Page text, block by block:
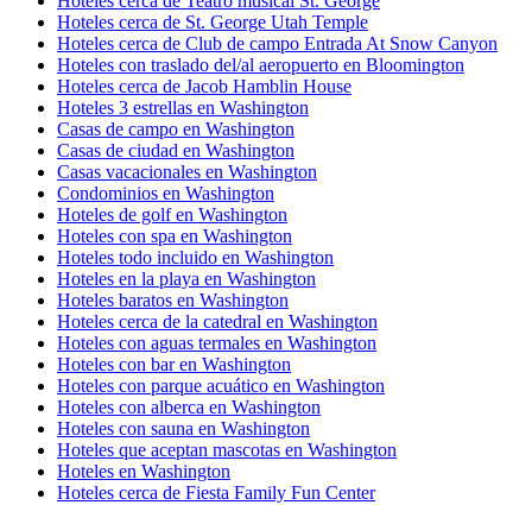
Hoteles cerca de St. George Utah Temple
Hoteles cerca de Club de campo Entrada At Snow Canyon
Hoteles con traslado del/al aeropuerto en Bloomington
Hoteles cerca de Jacob Hamblin House
Hoteles 3 estrellas en Washington
Casas de campo en Washington
Casas de ciudad en Washington
Casas vacacionales en Washington
Condominios en Washington
Hoteles de golf en Washington
Hoteles con spa en Washington
Hoteles todo incluido en Washington
Hoteles en la playa en Washington
Hoteles baratos en Washington
Hoteles cerca de la catedral en Washington
Hoteles con aguas termales en Washington
Hoteles con bar en Washington
Hoteles con parque acuático en Washington
Hoteles con alberca en Washington
Hoteles con sauna en Washington
Hoteles que aceptan mascotas en Washington
Hoteles en Washington
Hoteles cerca de Fiesta Family Fun Center